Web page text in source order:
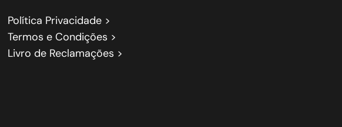
Política Privacidade >
Termos e Condições >
Livro de Reclamações >